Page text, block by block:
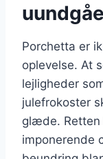
Porchetta er
oplevelse. At
lejligheder
julefrokoster
glæde.
imponerende